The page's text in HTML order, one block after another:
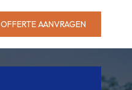
OFFERTE AANVRAGEN